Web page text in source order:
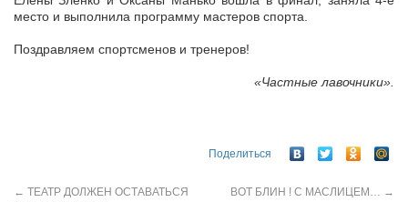
место и выполнила программу мастеров спорта.
Поздравляем спортсменов и тренеров!
«Частные лавочники».
Поделиться
← ТЕАТР ДОЛЖЕН ОСТАВАТЬСЯ
ВОТ БЛИН ! С МАСЛИЦЕМ… →